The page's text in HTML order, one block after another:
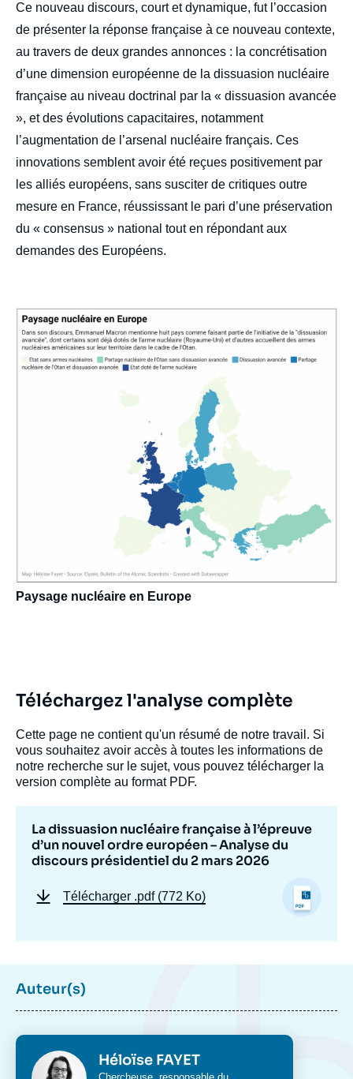
Ce nouveau discours, court et dynamique, fut l’occasion
de présenter la réponse française à ce nouveau contexte,
au travers de deux grandes annonces : la concrétisation
d’une dimension européenne de la dissuasion nucléaire
française au niveau doctrinal par la « dissuasion avancée
», et des évolutions capacitaires, notamment
l’augmentation de l’arsenal nucléaire français. Ces
innovations semblent avoir été reçues positivement par
les alliés européens, sans susciter de critiques outre
mesure en France, réussissant le pari d’une préservation
du « consensus » national tout en répondant aux
demandes des Européens.
Edito
image
Paysage nucléaire en Europe
Téléchargez l'analyse complète
Cette page ne contient qu'un résumé de notre travail. Si
vous souhaitez avoir accès à toutes les informations de
notre recherche sur le sujet, vous pouvez télécharger la
version complète au format PDF.
La dissuasion nucléaire française à l’épreuve
d’un nouvel ordre européen – Analyse du
discours présidentiel du 2 mars 2026
Télécharger .pdf (772 Ko)
Auteur(s)
Photo Héloïse FAYET
Image
couverture
de
la
Héloïse Fayet, « La dissuasion nucléaire
française à l’épreuve d’un nouvel ordre
européen. Analyse du discours présidentiel
Briefings de l’Ifri